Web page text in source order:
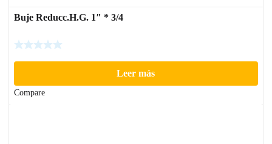
Buje Reducc.H.G. 1″ * 3/4
Leer más
Compare